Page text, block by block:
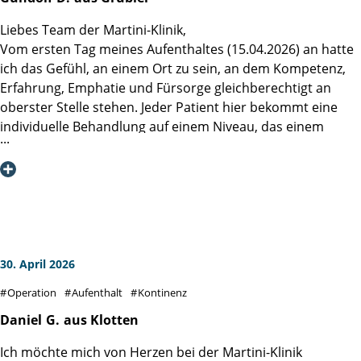
Sozialarbeit. Durch meine beruflichen Erfahrungen ist es
mir ein Bedürfnis zu sagen, dass die Leistung ihrer Klinik
organisatorisch und inhaltlich ein bundesweites Leitbild
sein sollte.
Ich wünschen Ihnen, dass sie diesen erfolgreichen Weg
weiter gehen können und bitte Sie, meinen Dank an das
weiterzuleiten.
Liebes Team der Martini-Klinik,
Vom ersten Tag meines Aufenthaltes (15.04.2026) an hatte
ich das Gefühl, an einem Ort zu sein, an dem Kompetenz,
Erfahrung, Emphatie und Fürsorge gleichberechtigt an
oberster Stelle stehen. Jeder Patient hier bekommt eine
individuelle Behandlung auf einem Niveau, das einem
vergessen macht, in einem Krankenhaus zu sein, welches
straff durchorganisiert ist. Die Gespräche mit dem
aussprechen. Es war zwar nicht wie zu Hause, aber alle
Und dies schließt auch die Personen mit ein, welche für das
tägliche Essen und die Reinigung des Zimmers zuständig
30. April 2026
Operation Aufenthalt Kontinenz
Daniel G. aus Klotten
Ich möchte mich von Herzen bei der Martini-Klinik